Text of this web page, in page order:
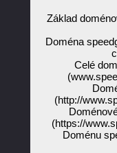
Základ
Doména
Celé
(http://
(https://
Doménu